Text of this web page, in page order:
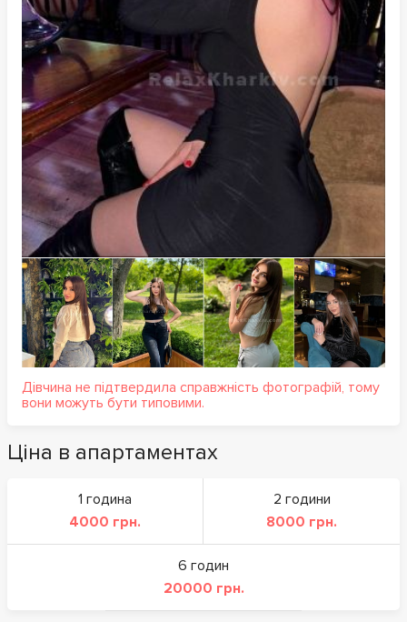
Дівчина не підтвердила справжність фотографій, тому
вони можуть бути типовими.
Ціна в апартаментах
1 година
4000 грн.
2 години
8000 грн.
6 годин
20000 грн.